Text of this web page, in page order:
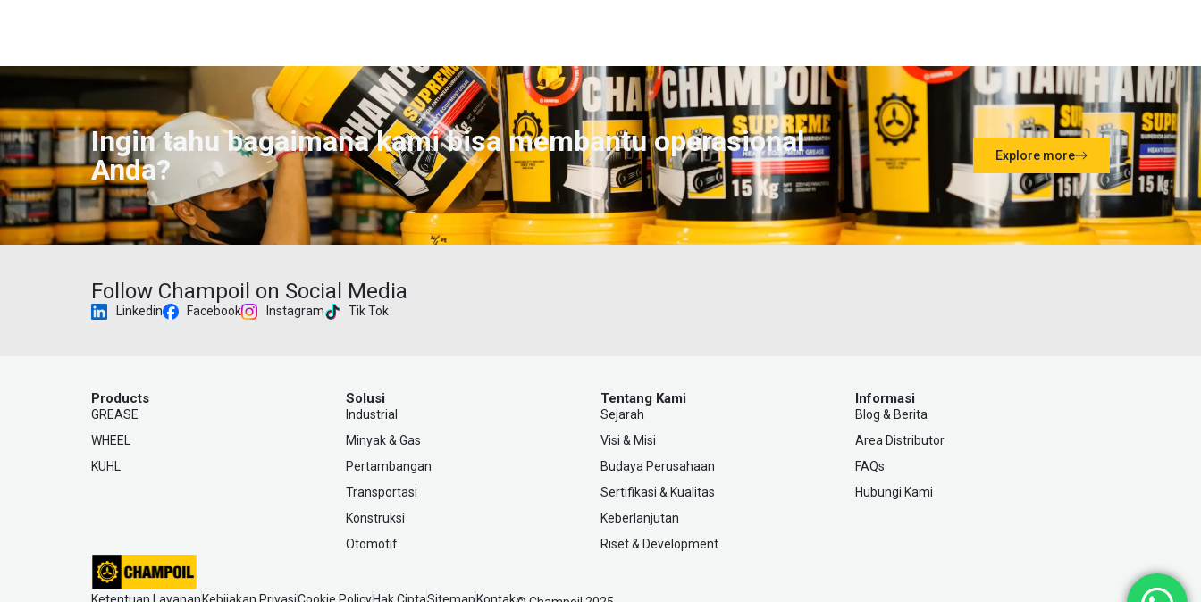
Ingin tahu bagaimana kami bisa membantu operasional
Anda?
Explore more
Follow Champoil on Social Media
Linkedin Facebook Instagram Tik Tok
Products
GREASE
WHEEL
KUHL
Solusi
Industrial
Minyak & Gas
Pertambangan
Transportasi
Konstruksi
Otomotif
Tentang Kami
Sejarah
Visi & Misi
Budaya Perusahaan
Sertifikasi & Kualitas
Keberlanjutan
Riset & Development
Informasi
Blog & Berita
Area Distributor
FAQs
Hubungi Kami
Ketentuan Layanan Kebijakan PrivasiCookie PolicyHak CiptaSitemap Kontak